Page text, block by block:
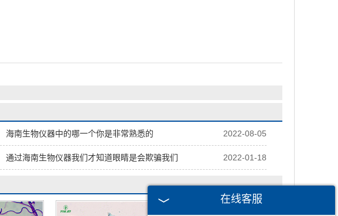
2022-08-05
海南生物仪器中的哪一个你是非常熟悉的
2022-01-18
通过海南生物仪器我们才知道眼睛是会欺骗我们
在线客服